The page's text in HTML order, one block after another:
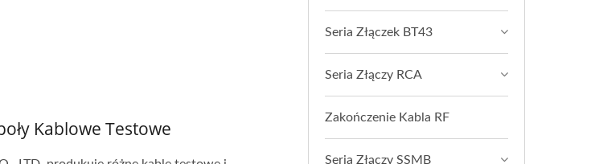
Kablowe Testowe
Seria Złączek BT43
Seria Złączy RCA
Zakończenie Kabla RF
Seria Złączy SSMB